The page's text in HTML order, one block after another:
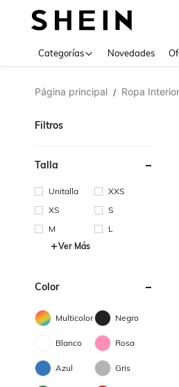
Categorías Novedades
Página principal / Ropa
Filtros
Talla
Unitalla
XXS
XS
S
M
L
Ver Más
Color
Multicolor Negro
Blanco Rosa
Azul Gris